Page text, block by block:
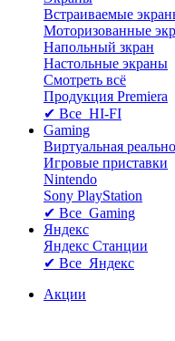
Встраиваемые
Моторизованные
Напольный зкран
Настольные экраны
Смотреть всё
Продукция Premiera
✔ Все HI-FI
Gaming
Виртуальная
Игровые приставки
Nintendo
Sony PlayStation
✔ Все Gaming
Яндекс
Яндекс Станции
✔ Все Яндекс
Акции